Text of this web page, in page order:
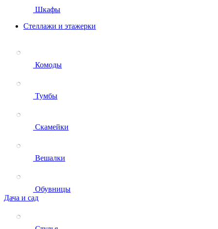
Шкафы
Стеллажи и этажерки
Комоды
Тумбы
Скамейки
Вешалки
Обувницы
Дача и сад